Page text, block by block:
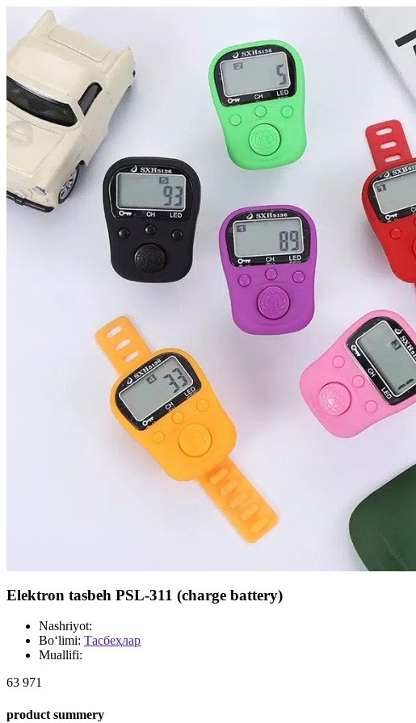
Elektron tasbeh PSL-311 (charge battery)
Nashriyot:
Bo‘limi: Тасбеҳлар
Muallifi:
63 971
product summery